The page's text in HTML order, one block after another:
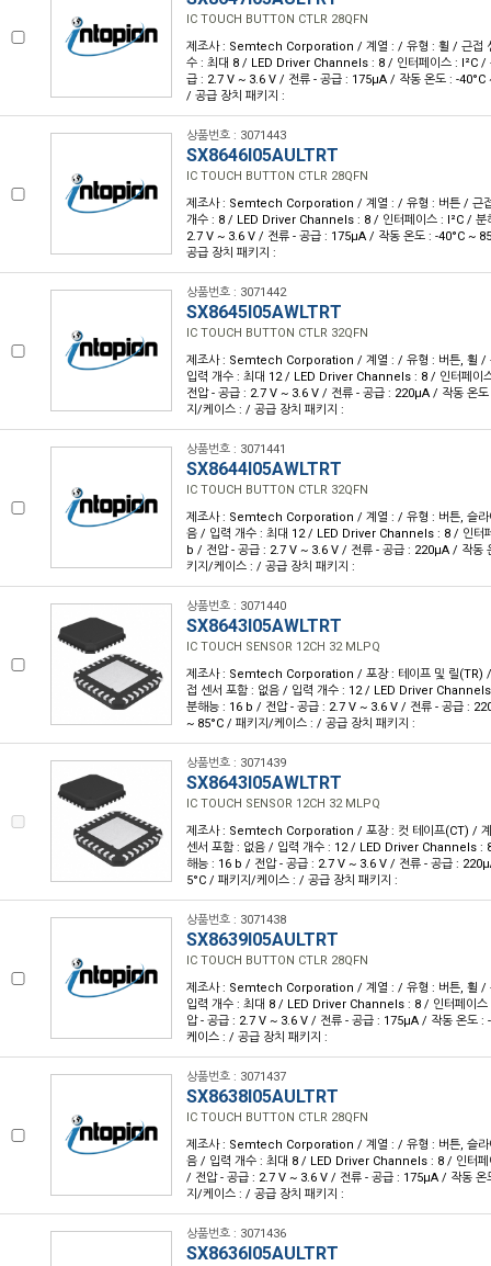
IC TOUCH BUTTON CTLR 28QFN
제조사 : Semtech Corporation / 계열 : / 유형 : 휠 / 근접
수 : 최대 8 / LED Driver Channels : 8 / 인터페이스 : I²C /
급 : 2.7 V ~ 3.6 V / 전류 - 공급 : 175µA / 작동 온도 : -40°C
/ 공급 장치 패키지 :
상품번호 : 3071443
SX8646I05AULTRT
IC TOUCH BUTTON CTLR 28QFN
제조사 : Semtech Corporation / 계열 : / 유형 : 버튼 / 근
개수 : 8 / LED Driver Channels : 8 / 인터페이스 : I²C / 분
2.7 V ~ 3.6 V / 전류 - 공급 : 175µA / 작동 온도 : -40°C ~
공급 장치 패키지 :
상품번호 : 3071442
SX8645I05AWLTRT
IC TOUCH BUTTON CTLR 32QFN
제조사 : Semtech Corporation / 계열 : / 유형 : 버튼, 휠 /
입력 개수 : 최대 12 / LED Driver Channels : 8 / 인터페이
전압 - 공급 : 2.7 V ~ 3.6 V / 전류 - 공급 : 220µA / 작동 온
지/케이스 : / 공급 장치 패키지 :
상품번호 : 3071441
SX8644I05AWLTRT
IC TOUCH BUTTON CTLR 32QFN
제조사 : Semtech Corporation / 계열 : / 유형 : 버튼, 슬라
음 / 입력 개수 : 최대 12 / LED Driver Channels : 8 / 인터
b / 전압 - 공급 : 2.7 V ~ 3.6 V / 전류 - 공급 : 220µA / 작동
키지/케이스 : / 공급 장치 패키지 :
상품번호 : 3071440
SX8643I05AWLTRT
IC TOUCH SENSOR 12CH 32 MLPQ
제조사 : Semtech Corporation / 포장 : 테이프 및 릴(TR)
접 센서 포함 : 없음 / 입력 개수 : 12 / LED Driver
분해능 : 16 b / 전압 - 공급 : 2.7 V ~ 3.6 V / 전류 - 공급 :
~ 85°C / 패키지/케이스 : / 공급 장치 패키지 :
상품번호 : 3071439
SX8643I05AWLTRT
IC TOUCH SENSOR 12CH 32 MLPQ
제조사 : Semtech Corporation / 포장 : 컷 테이프(CT) /
센서 포함 : 없음 / 입력 개수 : 12 / LED Driver Channels :
해능 : 16 b / 전압 - 공급 : 2.7 V ~ 3.6 V / 전류 - 공급 :
5°C / 패키지/케이스 : / 공급 장치 패키지 :
상품번호 : 3071438
SX8639I05AULTRT
IC TOUCH BUTTON CTLR 28QFN
제조사 : Semtech Corporation / 계열 : / 유형 : 버튼, 휠 /
입력 개수 : 최대 8 / LED Driver Channels : 8 / 인터페이
압 - 공급 : 2.7 V ~ 3.6 V / 전류 - 공급 : 175µA / 작동 온도 :
케이스 : / 공급 장치 패키지 :
상품번호 : 3071437
SX8638I05AULTRT
IC TOUCH BUTTON CTLR 28QFN
제조사 : Semtech Corporation / 계열 : / 유형 : 버튼, 슬라
음 / 입력 개수 : 최대 8 / LED Driver Channels : 8 / 인터페
/ 전압 - 공급 : 2.7 V ~ 3.6 V / 전류 - 공급 : 175µA / 작동 온
지/케이스 : / 공급 장치 패키지 :
상품번호 : 3071436
SX8636I05AULTRT